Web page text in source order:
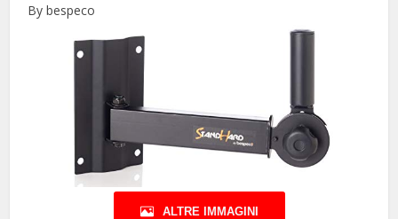
By bespeco
ALTRE IMMAGINI